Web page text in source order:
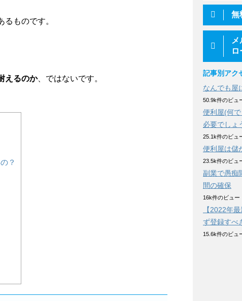
ものです。
えるのか、ではないです。
？
無
記事別アク
なんでも屋
50.9k件のビュ
便利屋(何
必要でしょ
25.1k件のビュ
便利屋は儲
23.5k件のビュ
副業で愚痴
間の確保
16k件のビュー
【2022年
ず登録すべ
15.6k件のビュ